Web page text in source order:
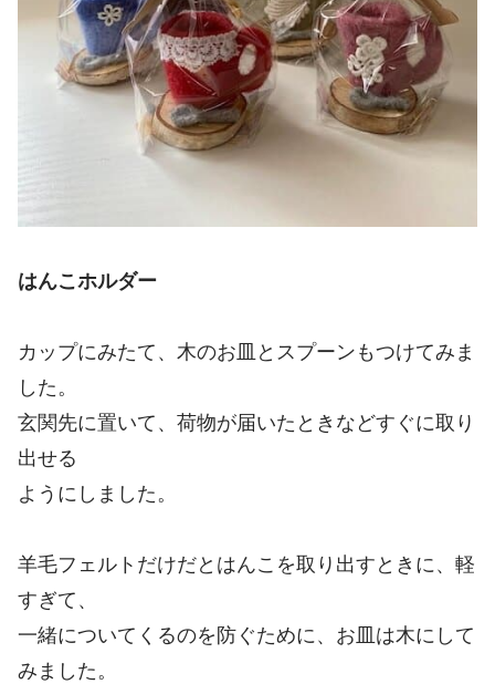
はんこホルダー
カップにみたて、木のお皿とスプーンもつけてみま
した。
玄関先に置いて、荷物が届いたときなどすぐに取り
出せる
ようにしました。
羊毛フェルトだけだとはんこを取り出すときに、軽
すぎて、
一緒についてくるのを防ぐために、お皿は木にして
みました。